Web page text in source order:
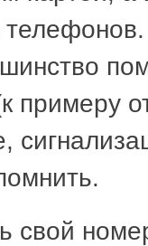
примеру
свой